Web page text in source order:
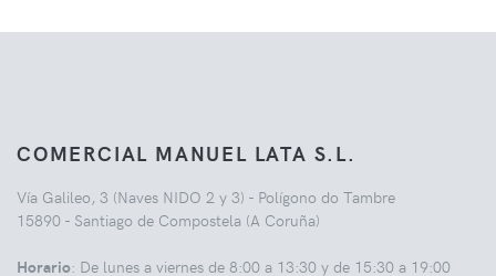
COMERCIAL MANUEL LATA S.L.
Vía Galileo, 3 (Naves NIDO 2 y 3) - Polígono do Tambre
15890 - Santiago de Compostela (A Coruña)
Horario: De lunes a viernes de 8:00 a 13:30 y de 15:30 a 19:00